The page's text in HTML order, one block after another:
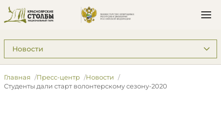
Подразделы: Пресс-центр
Главная Пресс-центр
Новости
Студенты дали старт волонтерскому сезону-2020